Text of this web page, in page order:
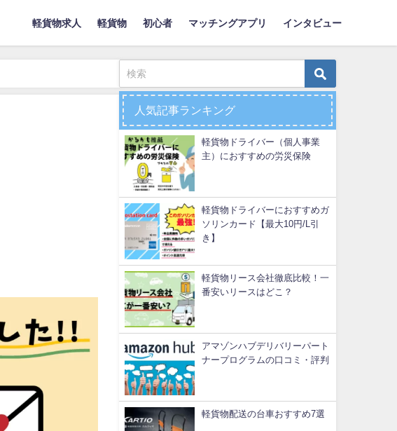
軽貨物求人 軽貨物 初心者 マッチングアプリ インタビュー
人気記事ランキング
軽貨物ドライバー（個人事業
主）におすすめの労災保険
軽貨物ドライバーにおすすめガ
ソリンカード【最大10円/L引
き】
軽貨物リース会社徹底比較！一
番安いリースはどこ？
アマゾンハブデリバリーパート
ナープログラムの口コミ・評判
軽貨物配送の台車おすすめ7選